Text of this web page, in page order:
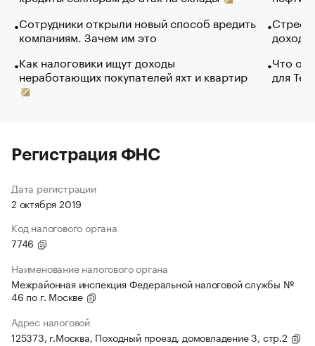
Сотрудники открыли новый способ вредить
компаниям. Зачем им это
Как налоговики ищут доходы
неработающих покупателей яхт и квартир
Что
для
Регистрация ФНС
Дата регистрации
2 октября 2019
Код налогового органа
7746
Наименование налогового органа
Межрайонная инспекция Федеральной налоговой службы №
46 по г. Москве
Адрес налоговой
125373, г.Москва, Походный проезд, домовладение 3, стр.2